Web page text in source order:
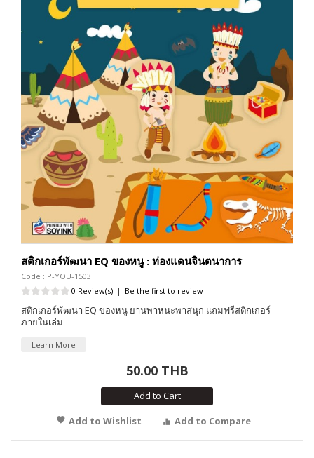
สติกเกอร์พัฒนา EQ ของหนู : ท่องแดนจินตนาการ
Code : P-YOU-1503
0 Review(s) | Be the first to review
สติกเกอร์พัฒนา EQ ของหนู ยานพาหนะพาสนุก แถมฟรีสติกเกอร์
ภายในเล่ม
Learn More
50.00 THB
Add to Cart
Add to Wishlist
Add to Compare